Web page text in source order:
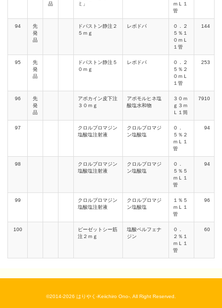
品
ミ」
ｍＬ１
管
94
先
発
品
ドパストン静注２
５ｍｇ
レボドパ
０．２
５％１
０ｍＬ
１管
144
95
先
発
品
ドパストン静注５
０ｍｇ
レボドパ
０．２
５％２
０ｍＬ
１管
253
96
先
発
品
アポカイン皮下注
３０ｍｇ
アポモルヒネ塩
酸塩水和物
３０ｍ
ｇ３ｍ
Ｌ１筒
7910
97
クロルプロマジン
塩酸塩注射液
クロルプロマジ
ン塩酸塩
０．
５％２
ｍＬ１
管
94
98
クロルプロマジン
塩酸塩注射液
クロルプロマジ
ン塩酸塩
０．
５％５
ｍＬ１
管
94
99
クロルプロマジン
塩酸塩注射液
クロルプロマジ
ン塩酸塩
１％５
ｍＬ１
管
96
100
ピーゼットシー筋
注２ｍｇ
塩酸ペルフェナ
ジン
０．
２％１
ｍＬ１
管
60
©2014-2026 はりやく-Keiichiro Ono-. All Right Reserved.